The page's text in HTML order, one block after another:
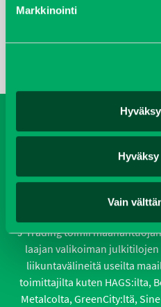
Markkinointi
Vain
J-Trading toimii
laajan valikoiman
liikuntavälineitä useilta
toimittajilta kuten HAGS:ilta,
Metalcolta, GreenCity:ltä,